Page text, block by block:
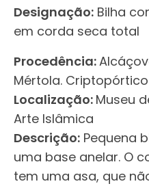
Designação: Bilha
em corda seca total
Procedência:
Mértola. Criptopórtico
Localização: Museu
Arte Islâmica
Descrição: Pequena
uma base anelar. O
tem uma asa, que